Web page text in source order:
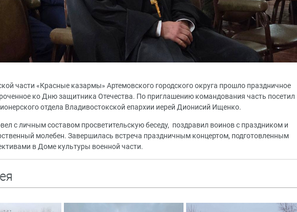
части «Красные казармы» Артемовского городского округа прошло праздничное
ко Дню защитника Отечества. По приглашению командования часть посетил
отдела Владивостокской епархии иерей Дионисий Ищенко.
с личным составом просветительскую беседу, поздравил воинов с праздником и
молебен. Завершилась встреча праздничным концертом, подготовленным
в Доме культуры военной части.